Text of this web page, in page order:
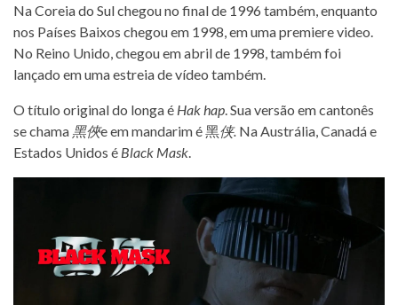
Na Coreia do Sul chegou no final de 1996 também, enquanto
nos Países Baixos chegou em 1998, em uma premiere video.
No Reino Unido, chegou em abril de 1998, também foi
lançado em uma estreia de vídeo também.
O título original do longa é Hak hap. Sua versão em cantonês
se chama 黑俠e em mandarim é 黑侠. Na Austrália, Canadá e
Estados Unidos é Black Mask.